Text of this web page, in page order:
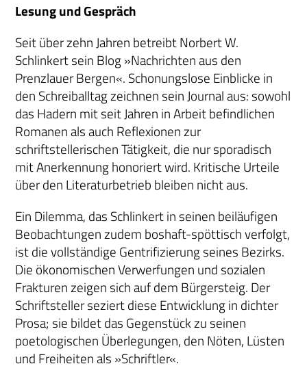
Lesung und Gespräch
Seit über zehn Jahren betreibt Norbert W.
Schlinkert sein Blog »Nachrichten aus den
Prenzlauer Bergen«. Schonungslose Einblicke in
den Schreiballtag zeichnen sein Journal aus: sowohl
das Hadern mit seit Jahren in Arbeit befindlichen
Romanen als auch Reflexionen zur
schriftstellerischen Tätigkeit, die nur sporadisch
mit Anerkennung honoriert wird. Kritische Urteile
über den Literaturbetrieb bleiben nicht aus.
Ein Dilemma, das Schlinkert in seinen beiläufigen
Beobachtungen zudem boshaft-spöttisch verfolgt,
ist die vollständige Gentrifizierung seines Bezirks.
Die ökonomischen Verwerfungen und sozialen
Frakturen zeigen sich auf dem Bürgersteig. Der
Schriftsteller seziert diese Entwicklung in dichter
Prosa; sie bildet das Gegenstück zu seinen
poetologischen Überlegungen, den Nöten, Lüsten
und Freiheiten als »Schriftler«.